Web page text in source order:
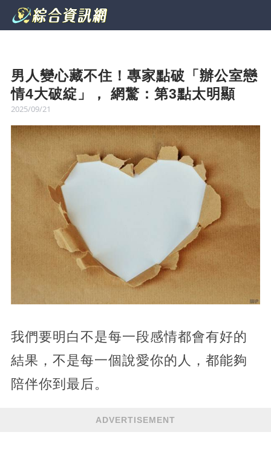
男人變心藏不住！專家點破「辦公室戀
情4大破綻」， 網驚：第3點太明顯
2025/09/21
我們要明白不是每一段感情都會有好的
結果，不是每一個說愛你的人，都能夠
陪伴你到最后。
ADVERTISEMENT